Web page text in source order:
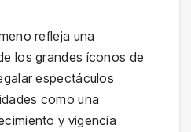
refleja una
los grandes íconos de
espectáculos
como una
y vigencia